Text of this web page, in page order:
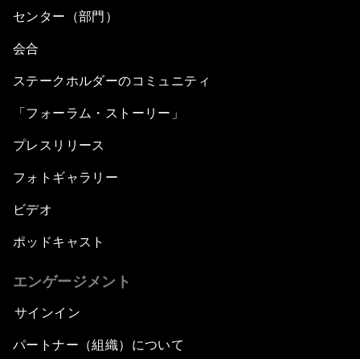
What If: Your Mind Can Be Read?
Partnering for Science
Welcome to the Annual Meeting of the New
Opening Plenary with Premier Li Keqiang
Leading Global Innovation
Asia's Energy Options
センター（部門）
会合
ステークホルダーのコミュニティ
「フォーラム・ストーリー」
プレスリリース
フォトギャラリー
ビデオ
ポッドキャスト
エンゲージメント
サインイン
パートナー（組織）について